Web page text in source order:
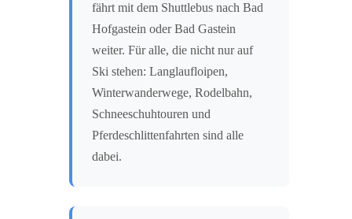
fährt mit dem Shuttlebus nach Bad
Hofgastein oder Bad Gastein
weiter. Für alle, die nicht nur auf
Ski stehen: Langlaufloipen,
Winterwanderwege, Rodelbahn,
Schneeschuhtouren und
Pferdeschlittenfahrten sind alle
dabei.